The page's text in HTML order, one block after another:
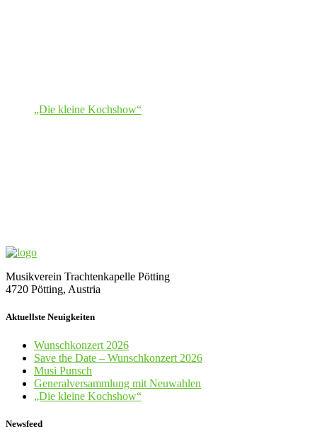
„Die kleine Kochshow“
Musikverein Trachtenkapelle Pötting
4720 Pötting, Austria
Aktuellste Neuigkeiten
Wunschkonzert 2026
Save the Date – Wunschkonzert 2026
Musi Punsch
Generalversammlung mit Neuwahlen
„Die kleine Kochshow“
Newsfeed